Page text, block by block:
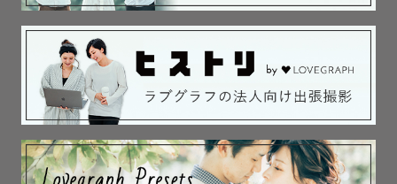
最後にここまで読んでいただいたみなさまに .....。
いつでも手軽に残せる時代だからこそ
「 後で 」ではなく今残してほしい。
写真好きなあなたも、苦手で乗り気じゃないあなたも。
笑顔溢れる方も、上手く笑えない方も。
どんな人にも “写真にすること” が いいな と思える様に。